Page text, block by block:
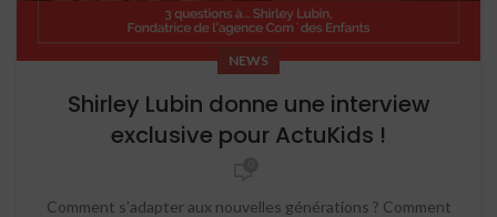
NEWS
Shirley Lubin donne une interview
exclusive pour ActuKids !
Comment s’adapter aux nouvelles générations ? Comment